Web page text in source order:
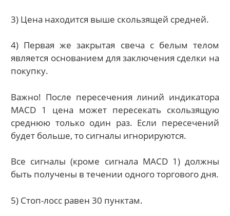
3) Цена находится выше скользящей средней.
4) Первая же закрытая свеча с белым телом
является основанием для заключения сделки на
покупку.
Важно! После пересечения линий индикатора
MACD 1 цена может пересекать скользящую
среднюю только один раз. Если пересечений
будет больше, то сигналы игнорируются.
Все сигналы (кроме сигнала MACD 1) должны
быть получены в течении одного торгового дня.
5) Стоп-лосс равен 30 пунктам.